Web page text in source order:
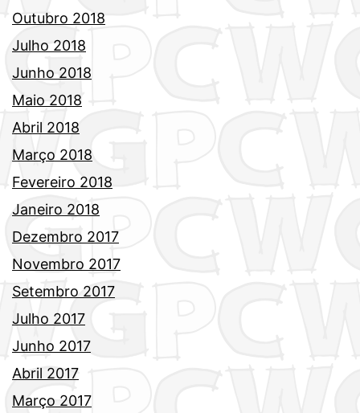
Outubro 2018
Julho 2018
Junho 2018
Maio 2018
Abril 2018
Março 2018
Fevereiro 2018
Janeiro 2018
Dezembro 2017
Novembro 2017
Setembro 2017
Julho 2017
Junho 2017
Abril 2017
Março 2017